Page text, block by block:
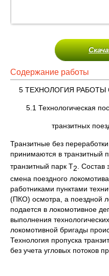
Содержание работы
5 ТЕХНОЛОГИЯ
5.1 Технологическая
транзитных
Транзитные без
принимаются в транзитный
транзитный парк Т2 .
смена поездного
работниками пунктами
(ПКО) осмотра, а поездной
подается в локомотивное
выполнения
локомотивной бригады
Технология пропуска
без учета угловых потоков